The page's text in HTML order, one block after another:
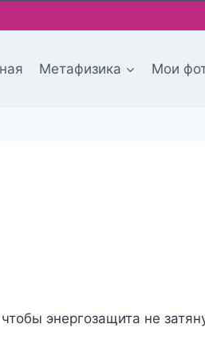
Метафизика Мои
энергозащита не